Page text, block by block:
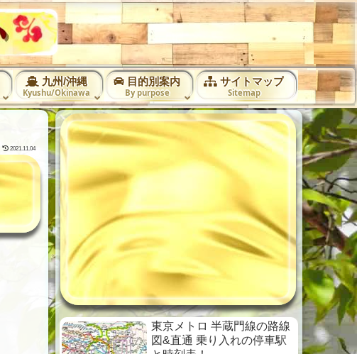
九州/沖縄
Kyushu/Okinawa
目的別案内
By purpose
サイトマップ
Sitemap
2021.11.04
東京メトロ 半蔵門線の路線
図&直通 乗り入れの停車駅